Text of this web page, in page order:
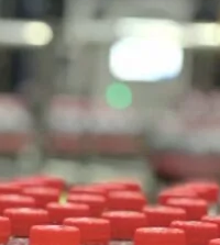
по
Где